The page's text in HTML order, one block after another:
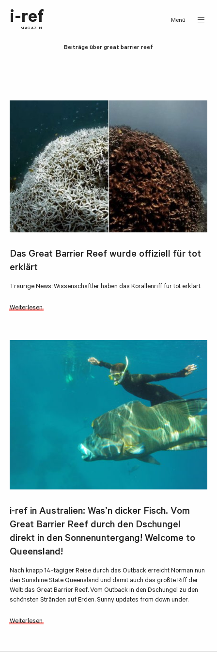
i-ref
MAGAZIN
Menü
Beiträge über great barrier reef
Das Great Barrier Reef wurde offiziell für tot
erklärt
Traurige News: Wissenschaftler haben das Korallenriff für tot erklärt
Weiterlesen
i-ref in Australien: Was’n dicker Fisch. Vom
Great Barrier Reef durch den Dschungel
direkt in den Sonnenuntergang! Welcome to
Queensland!
Nach knapp 14-tägiger Reise durch das Outback erreicht Norman nun
den Sunshine State Queensland und damit auch das größte Riff der
Welt: das Great Barrier Reef. Vom Outback in den Dschungel zu den
schönsten Stränden auf Erden. Sunny updates from down under.
Weiterlesen